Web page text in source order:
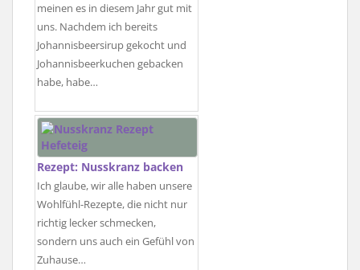
meinen es in diesem Jahr gut mit
uns. Nachdem ich bereits
Johannisbeersirup gekocht und
Johannisbeerkuchen gebacken
habe, habe…
Rezept: Nusskranz backen
Ich glaube, wir alle haben unsere
Wohlfühl-Rezepte, die nicht nur
richtig lecker schmecken,
sondern uns auch ein Gefühl von
Zuhause…